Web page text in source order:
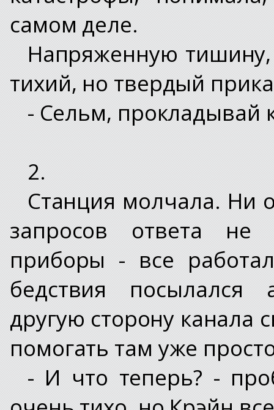
самом деле.
Напряженную
тихий, но твердый
- Сельм, прокладывай
2.
Станция молчала. Ни
запросов ответа
приборы - все
бедствия посылался
другую сторону канала
помогать там уже
- И что теперь? -